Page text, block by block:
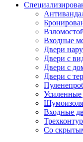
Входные
Двери
Двери с
Двери с
Двери с
Усиленные
Входные
Со